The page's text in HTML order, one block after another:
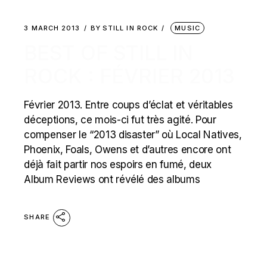
3 MARCH 2013 BY STILL IN ROCK MUSIC
Février 2013. Entre coups d’éclat et véritables
déceptions, ce mois-ci fut très agité. Pour
compenser le “2013 disaster” où Local Natives,
Phoenix, Foals, Owens et d’autres encore ont
déjà fait partir nos espoirs en fumé, deux
Album Reviews ont révélé des albums
SHARE